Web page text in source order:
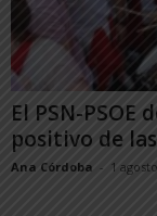
El PSN-PSOE
positivo de
Ana Córdoba - 1